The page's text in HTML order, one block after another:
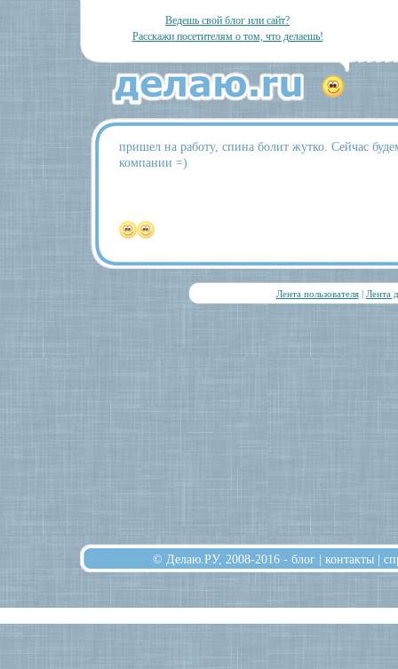
Ведешь свой блог или сайт?
Расскажи посетителям о том, что делаешь!
пришел на работу, спина болит жутко. Сейчас
компании =)
Лента пользователя| Лента
© Делаю.РУ, 2008-2016 - блог | контакты |